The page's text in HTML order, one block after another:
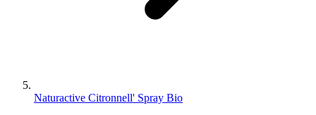
Naturactive Citronnell' Spray Bio